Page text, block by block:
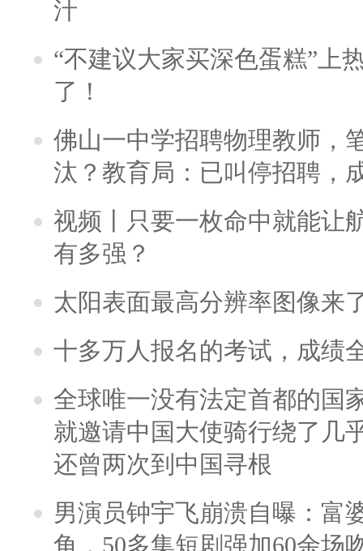
汁
“不建议大家买深色蛋糕”上
了！
佛山一中学招聘物理教师，
汰？教育局：已叫停招聘，
视频丨只要一枚命中就能让
有多强？
太阳表面最高分辨率图像来
十多万人报名的考试，成绩
全球唯一没有法定首都的国
就邀请中国大使骑行绕了几
还曾两次到中国寻根
男演员钟宇飞崩溃自曝：富
角，50多集短剧强加60余场